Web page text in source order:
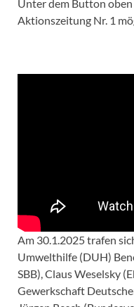
Unter dem Button
Aktionszeitung Nr. 1
Am 30.1.2025 trafen
Umwelthilfe (DUH)
SBB), Claus Weselsky
Gewerkschaft